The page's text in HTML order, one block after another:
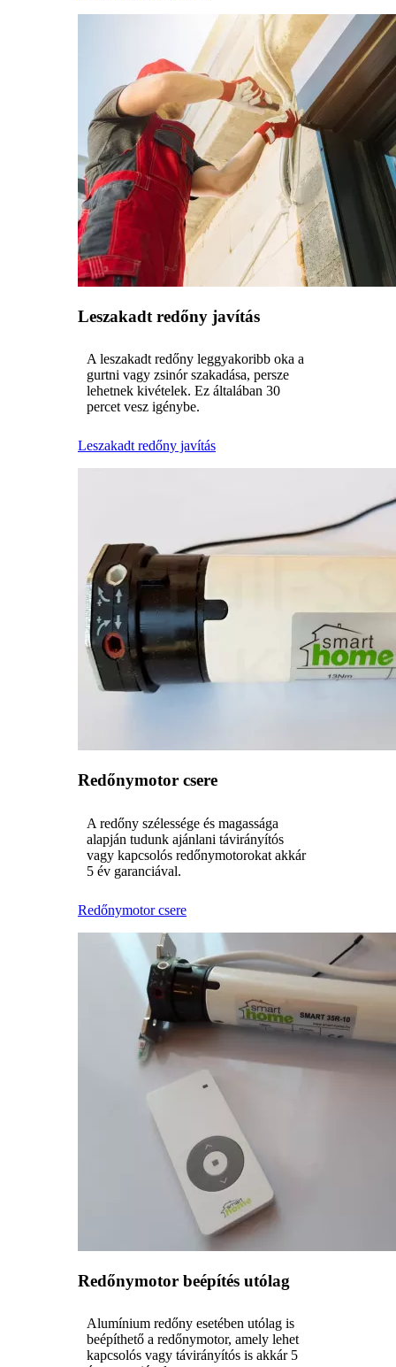
Leszakadt redőny javítás
A leszakadt redőny leggyakoribb oka a
gurtni vagy zsinór szakadása, persze
lehetnek kivételek. Ez általában 30
percet vesz igénybe.
Leszakadt redőny javítás
Redőnymotor csere
A redőny szélessége és magassága
alapján tudunk ajánlani távirányítós
vagy kapcsolós redőnymotorokat akkár
5 év garanciával.
Redőnymotor csere
Redőnymotor beépítés utólag
Alumínium redőny esetében utólag is
beépíthető a redőnymotor, amely lehet
kapcsolós vagy távirányítós is akkár 5